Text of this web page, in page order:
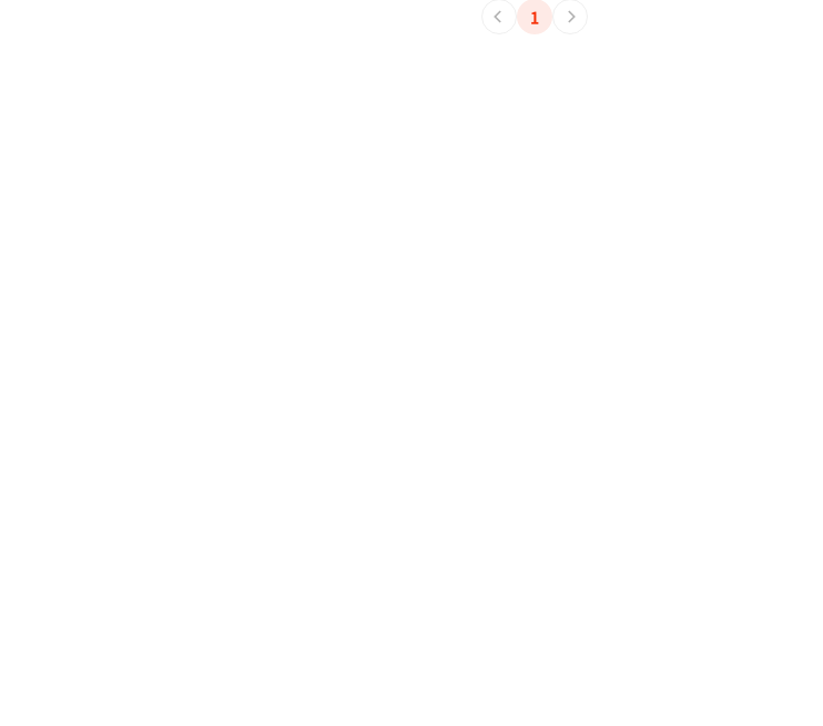
부동산 침체기와 고금리 시대에 소비자들에게 합리적인 조건을 제시한 것이 주요했다는 평가이다. 1차 계약금 1천만
원 정액제, 계약금 5% 및 중도금 60% 무이자 혜택, 계약금 5% 납부 시 1천만원 지급(제세공과금 제외), 중도금 대출
1